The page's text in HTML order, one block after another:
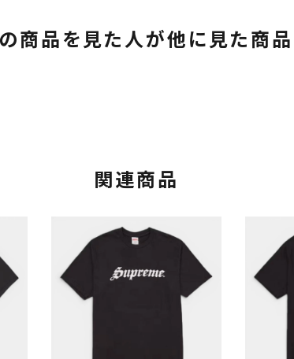
商品を見た人が他に見た商品
関連商品